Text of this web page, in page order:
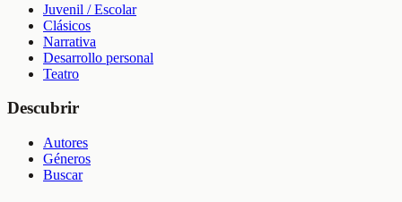
Juvenil / Escolar
Clásicos
Narrativa
Desarrollo personal
Teatro
Descubrir
Autores
Géneros
Buscar